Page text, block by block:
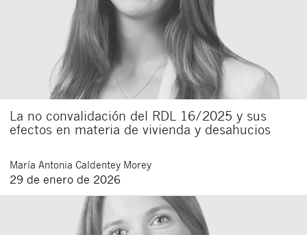
La no convalidación del RDL 16/2025 y sus
efectos en materia de vivienda y desahucios
María Antonia Caldentey Morey
29 de enero de 2026